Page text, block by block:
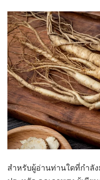
สำหรับผู้อ่านท่านใดที่กำลั